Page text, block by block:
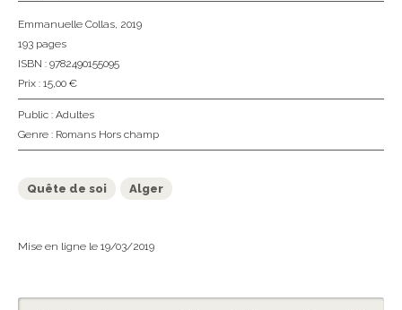
Emmanuelle Collas, 2019
193 pages
ISBN : 9782490155095
Prix : 15,00 €
Public : Adultes
Genre : Romans Hors champ
Quête de soi Alger
Mise en ligne le 19/03/2019